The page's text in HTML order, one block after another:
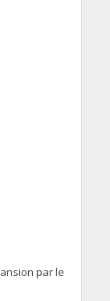
par le